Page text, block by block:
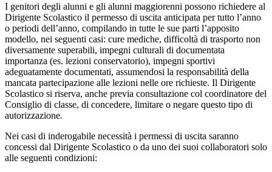
I genitori degli alunni e gli alunni maggiorenni possono richiedere al
Dirigente Scolastico il permesso di uscita anticipata per tutto l’anno
o periodi dell’anno, compilando in tutte le sue parti l’apposito
modello, nei seguenti casi: cure mediche, difficoltà di trasporto non
diversamente superabili, impegni culturali di documentata
importanza (es. lezioni conservatorio), impegni sportivi
adeguatamente documentati, assumendosi la responsabilità della
mancata partecipazione alle lezioni nelle ore richieste. Il Dirigente
Scolastico si riserva, anche previa consultazione col coordinatore del
Consiglio di classe, di concedere, limitare o negare questo tipo di
autorizzazione.
Nei casi di inderogabile necessità i permessi di uscita saranno
concessi dal Dirigente Scolastico o da uno dei suoi collaboratori solo
alle seguenti condizioni: